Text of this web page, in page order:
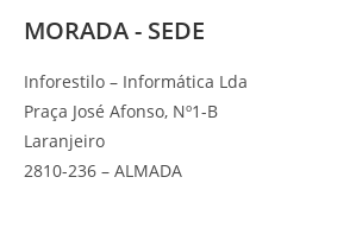
MORADA - SEDE
Inforestilo – Informática Lda
Praça José Afonso, Nº1-B
Laranjeiro
2810-236 – ALMADA